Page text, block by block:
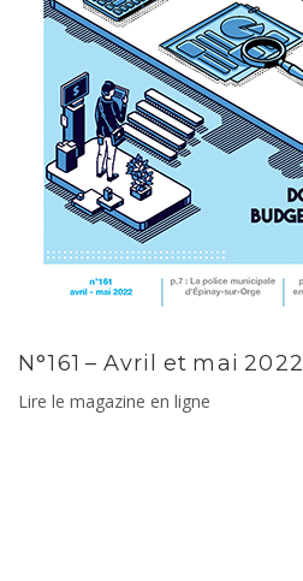
N°161 – Avril et mai 2022
Lire le magazine en ligne